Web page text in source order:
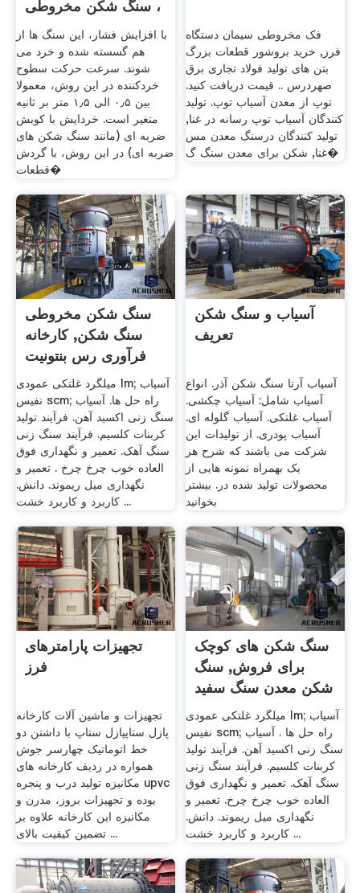
سنگ شکن مخروطی ،
با افزایش فشار، این سنگ ها از
هم گسسته شده و خرد می
‌شوند. سرعت حرکت سطوح
خردکننده در این روش، معمولا
بین ۰٫۵ الی ۱٫۵ متر بر ثانیه
متغیر است. خردایش با کوبش
ضربه ای (مانند سنگ ‌شکن‌ های
ضربه‌ ای) در این روش، با گردش
قطعات�
فک مخروطی سیمان دستگاه
فرز, خرید بروشور قطعات بزرگ
بتن های تولید فولاد تجاری برق
صهردرس .. قیمت دریافت کنید.
توپ از معدن آسیاب توپ. تولید
کنندگان آسیاب توپ رسانه در غنا,
تولید کنندگان درسنگ معدن مس
غنا, شکن برای معدن سنگ گ�
سنگ شکن مخروطی
سنگ شکن, کارخانه
فرآوری رس بنتونیت
میلگرد غلتکی عمودی lm; آسیاب
نفیس scm; راه حل ها. آسیاب
سنگ زنی اکسید آهن. فرآیند تولید
کربنات کلسیم. فرآیند سنگ زنی
سنگ آهک. تعمیر و نگهداری فوق
العاده خوب چرخ چرخ . تعمیر و
نگهداری میل ریموند. دانش.
کاربرد و کاربرد خشت ...
آسیاب و سنگ شکن
تعریف
آسیاب آرتا سنگ شکن آذر. انواع
آسیاب شامل: آسیاب چکشی.
آسیاب غلتکی. آسیاب گلوله ای.
آسیاب پودری. از تولیدات این
شرکت می باشند که شرح هر
یک بهمراه نمونه هایی از
محصولات تولید شده در. بیشتر
بخوانید
تجهیزات پارامترهای
فرز
تجهیزات و ماشین آلات کارخانه
پازل ستاپپازل ستاپ با داشتن دو
خط اتوماتیک چهارسر جوش
همواره در ردیف کارخانه های
مکانیزه تولید درب و پنجره upvc
بوده و تجهیزات بروز، مدرن و
مکانیزه این کارخانه علاوه بر
تضمین کیفیت بالای ...
سنگ شکن های کوچک
برای فروش, سنگ
شکن معدن سنگ سفید
میلگرد غلتکی عمودی lm; آسیاب
نفیس scm; راه حل ها . آسیاب
سنگ زنی اکسید آهن. فرآیند تولید
کربنات کلسیم. فرآیند سنگ زنی
سنگ آهک. تعمیر و نگهداری فوق
العاده خوب چرخ چرخ. تعمیر و
نگهداری میل ریموند. دانش.
کاربرد و کاربرد خشت ...